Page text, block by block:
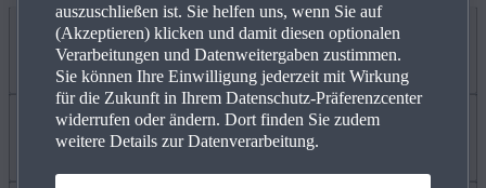
Jetzt entdecken
ANGEBOT PRIVAT
Mehr erfahren
auszuschließen ist. Sie helfen uns, wenn Sie auf
(Akzeptieren) klicken und damit diesen optionalen
Verarbeitungen und Datenweitergaben zustimmen.
Sie können Ihre Einwilligung jederzeit mit Wirkung
für die Zukunft in Ihrem Datenschutz-Präferenzcenter
widerrufen oder ändern. Dort finden Sie zudem
weitere Details zur Datenverarbeitung.